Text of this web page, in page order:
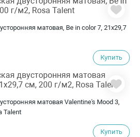
матовая, Be in color 7, 21х29,7
Купить
матовая Valentine's Mood 3,
Talent
Купить